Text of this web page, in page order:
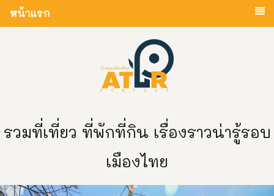
หน้าแรก
รวมที่เที่ยว ที่พักที่กิน เรื่องราวน่ารู้รอบ
เมืองไทย